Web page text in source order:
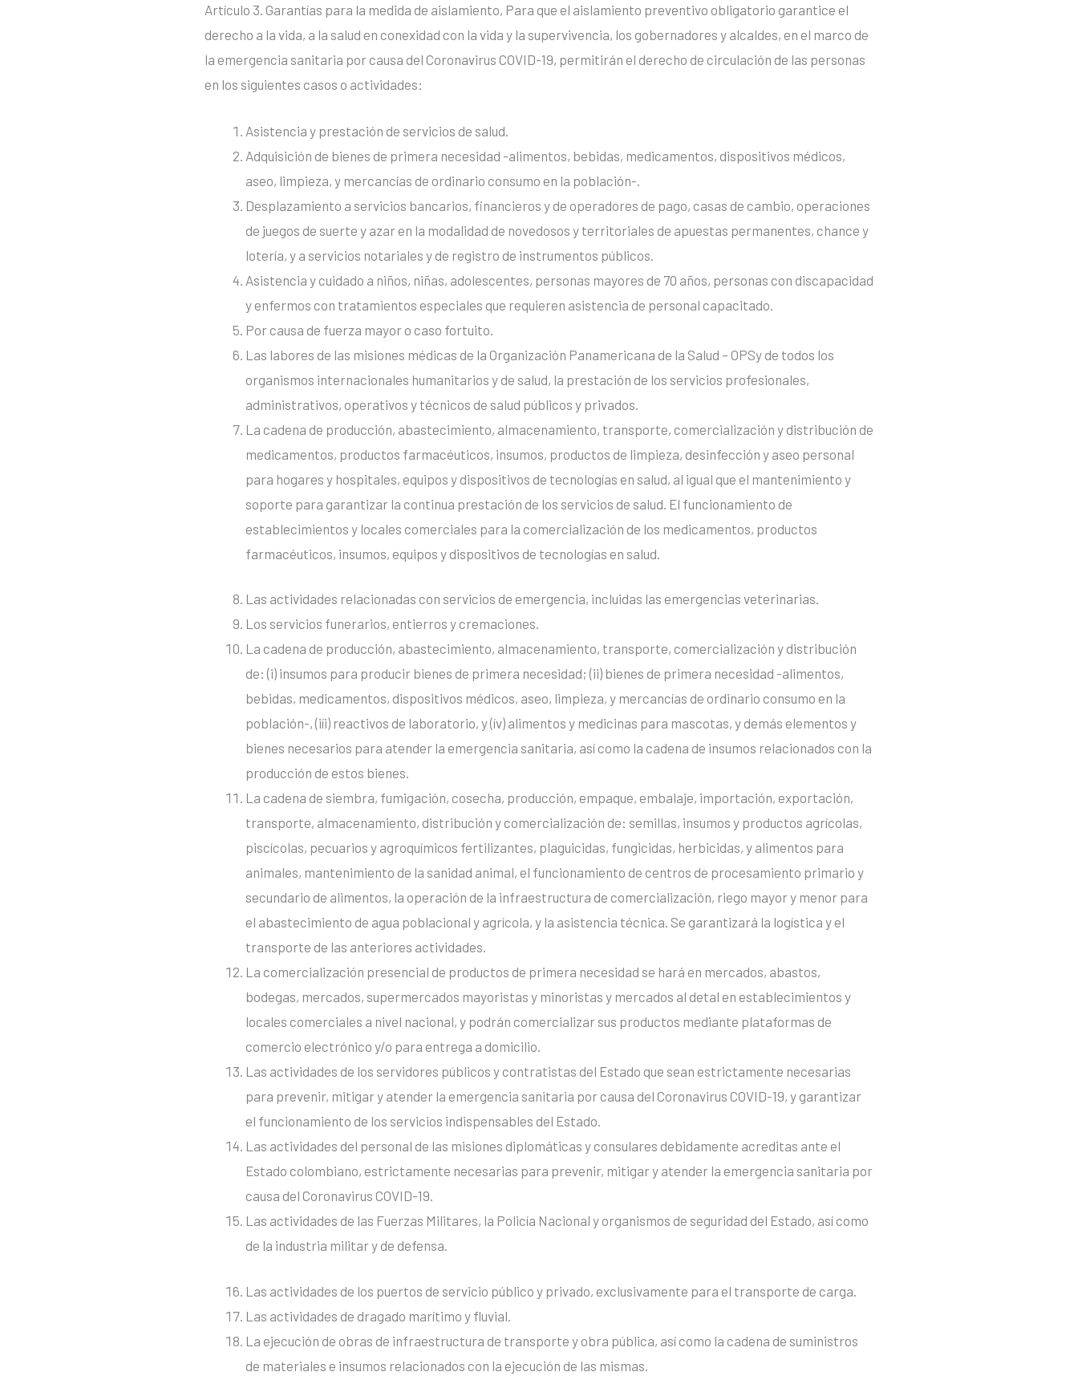
Artículo 3. Garantías para la medida de aislamiento, Para que el aislamiento preventivo obligatorio garantice el
derecho a la vida, a la salud en conexidad con la vida y la supervivencia, los gobernadores y alcaldes, en el marco de
la emergencia sanitaria por causa del Coronavirus COVID-19, permitirán el derecho de circulación de las personas
en los siguientes casos o actividades:
Asistencia y prestación de servicios de salud.
Adquisición de bienes de primera necesidad -alimentos, bebidas, medicamentos, dispositivos médicos,
aseo, limpieza, y mercancías de ordinario consumo en la población-.
Desplazamiento a servicios bancarios, financieros y de operadores de pago, casas de cambio, operaciones
de juegos de suerte y azar en la modalidad de novedosos y territoriales de apuestas permanentes, chance y
lotería, y a servicios notariales y de registro de instrumentos públicos.
Asistencia y cuidado a niños, niñas, adolescentes, personas mayores de 70 años, personas con discapacidad
y enfermos con tratamientos especiales que requieren asistencia de personal capacitado.
Por causa de fuerza mayor o caso fortuito.
Las labores de las misiones médicas de la Organización Panamericana de la Salud – OPSy de todos los
organismos internacionales humanitarios y de salud, la prestación de los servicios profesionales,
administrativos, operativos y técnicos de salud públicos y privados.
La cadena de producción, abastecimiento, almacenamiento, transporte, comercialización y distribución de
medicamentos, productos farmacéuticos, insumos, productos de limpieza, desinfección y aseo personal
para hogares y hospitales, equipos y dispositivos de tecnologías en salud, al igual que el mantenimiento y
soporte para garantizar la continua prestación de los servicios de salud. El funcionamiento de
establecimientos y locales comerciales para la comercialización de los medicamentos, productos
farmacéuticos, insumos, equipos y dispositivos de tecnologías en salud.
Las actividades relacionadas con servicios de emergencia, incluidas las emergencias veterinarias.
Los servicios funerarios, entierros y cremaciones.
La cadena de producción, abastecimiento, almacenamiento, transporte, comercialización y distribución
de: (i) insumos para producir bienes de primera necesidad; (ii) bienes de primera necesidad -alimentos,
bebidas, medicamentos, dispositivos médicos, aseo, limpieza, y mercancías de ordinario consumo en la
población-, (iíi) reactivos de laboratorio, y (ív) alimentos y medicinas para mascotas, y demás elementos y
bienes necesarios para atender la emergencia sanitaria, así como la cadena de insumos relacionados con la
producción de estos bienes.
La cadena de siembra, fumigación, cosecha, producción, empaque, embalaje, importación, exportación,
transporte, almacenamiento, distribución y comercialización de: semillas, insumos y productos agrícolas,
piscícolas, pecuarios y agroquímicos fertilizantes, plaguicidas, fungicidas, herbicidas, y alimentos para
animales, mantenimiento de la sanidad animal, el funcionamiento de centros de procesamiento primario y
secundario de alimentos, la operación de la infraestructura de comercialización, riego mayor y menor para
el abastecimiento de agua poblacional y agrícola, y la asistencia técnica. Se garantizará la logística y el
transporte de las anteriores actividades.
La comercialización presencial de productos de primera necesidad se hará en mercados, abastos,
bodegas, mercados, supermercados mayoristas y minoristas y mercados al detal en establecimientos y
locales comerciales a nivel nacional, y podrán comercializar sus productos mediante plataformas de
comercio electrónico y/o para entrega a domicilio.
Las actividades de los servidores públicos y contratistas del Estado que sean estrictamente necesarias
para prevenir, mitigar y atender la emergencia sanitaria por causa del Coronavirus COVID-19, y garantizar
el funcionamiento de los servicios indispensables del Estado.
Las actividades del personal de las misiones diplomáticas y consulares debidamente acreditas ante el
Estado colombiano, estrictamente necesarias para prevenir, mitigar y atender la emergencia sanitaria por
causa del Coronavirus COVID-19.
Las actividades de las Fuerzas Militares, la Policía Nacional y organismos de seguridad del Estado, así como
de la industria militar y de defensa.
Las actividades de los puertos de servicio público y privado, exclusivamente para el transporte de carga.
Las actividades de dragado marítimo y fluvial.
La ejecución de obras de infraestructura de transporte y obra pública, así como la cadena de suministros
de materiales e insumos relacionados con la ejecución de las mismas.